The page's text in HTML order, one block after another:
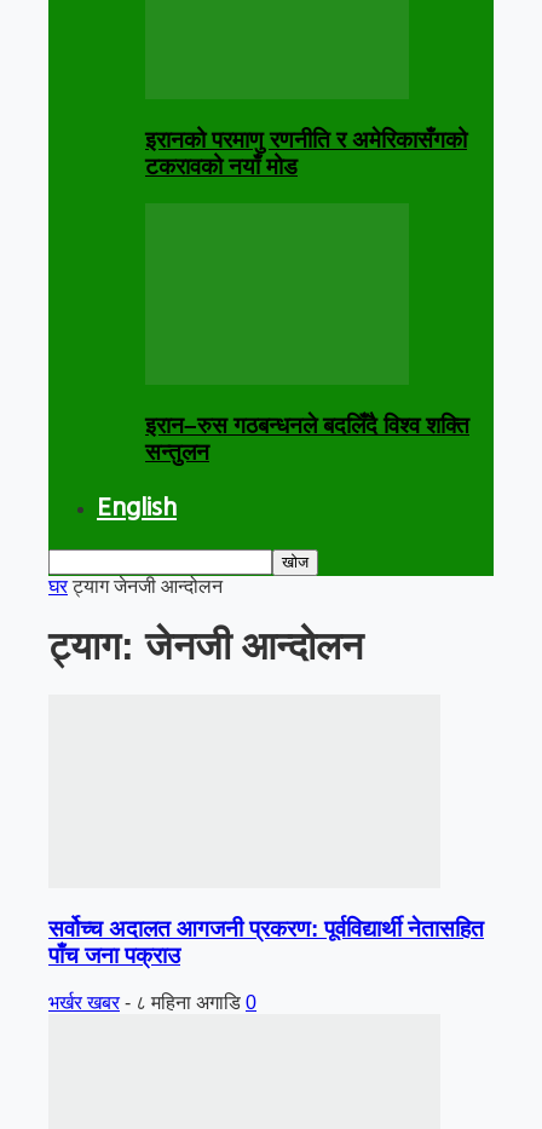
इरानको परमाणु रणनीति र अमेरिकासँगको
टकरावको नयाँ मोड
इरान–रुस गठबन्धनले बदलिँदै विश्व शक्ति
सन्तुलन
English
घर ट्याग जेनजी आन्दोलन
ट्याग: जेनजी आन्दोलन
सर्वोच्च अदालत आगजनी प्रकरण: पूर्वविद्यार्थी नेतासहित
पाँच जना पक्राउ
भर्खर खबर - ८ महिना अगाडि 0